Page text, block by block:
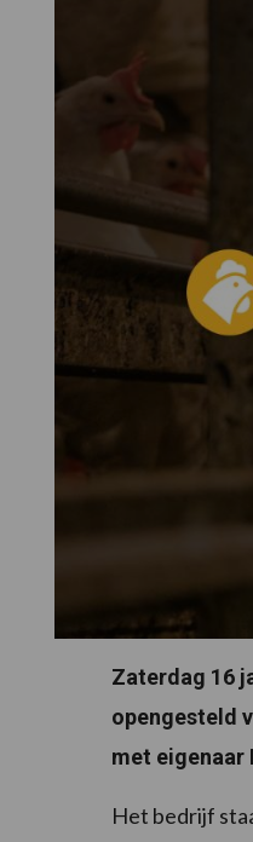
Zaterdag 16
opengesteld
met eigenaar
Het bedrijf